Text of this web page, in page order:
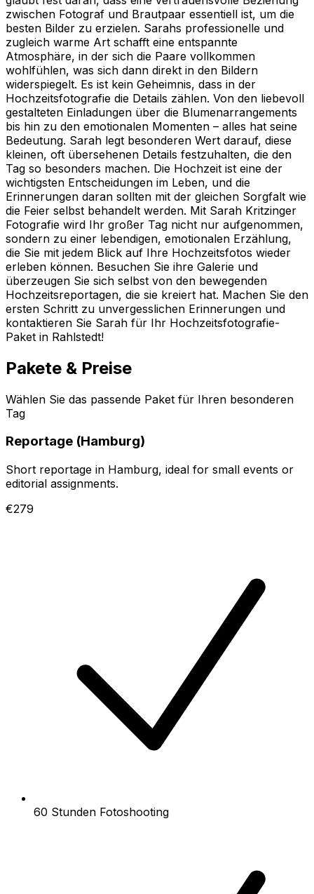
zwischen Fotograf und Brautpaar essentiell ist, um die
besten Bilder zu erzielen. Sarahs professionelle und
zugleich warme Art schafft eine entspannte
Atmosphäre, in der sich die Paare vollkommen
wohlfühlen, was sich dann direkt in den Bildern
widerspiegelt. Es ist kein Geheimnis, dass in der
Hochzeitsfotografie die Details zählen. Von den liebevoll
gestalteten Einladungen über die Blumenarrangements
bis hin zu den emotionalen Momenten – alles hat seine
Bedeutung. Sarah legt besonderen Wert darauf, diese
kleinen, oft übersehenen Details festzuhalten, die den
Tag so besonders machen. Die Hochzeit ist eine der
wichtigsten Entscheidungen im Leben, und die
Erinnerungen daran sollten mit der gleichen Sorgfalt wie
die Feier selbst behandelt werden. Mit Sarah Kritzinger
Fotografie wird Ihr großer Tag nicht nur aufgenommen,
sondern zu einer lebendigen, emotionalen Erzählung,
die Sie mit jedem Blick auf Ihre Hochzeitsfotos wieder
erleben können. Besuchen Sie ihre Galerie und
überzeugen Sie sich selbst von den bewegenden
Hochzeitsreportagen, die sie kreiert hat. Machen Sie den
ersten Schritt zu unvergesslichen Erinnerungen und
kontaktieren Sie Sarah für Ihr Hochzeitsfotografie-
Paket in Rahlstedt!
Pakete & Preise
Wählen Sie das passende Paket für Ihren besonderen
Tag
Reportage (Hamburg)
Short reportage in Hamburg, ideal for small events or
editorial assignments.
€279
60 Stunden Fotoshooting